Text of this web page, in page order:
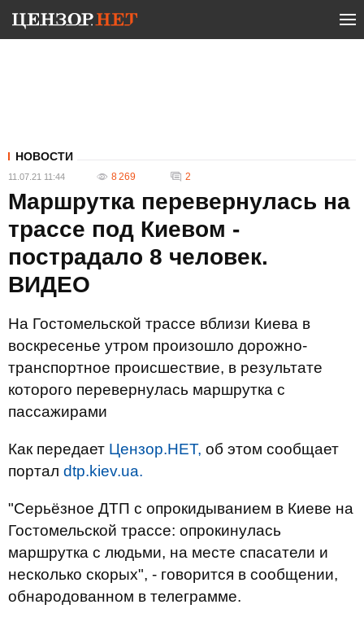
НОВОСТИ
11.07.21 11:44 8 269 2
Маршрутка перевернулась на
трассе под Киевом -
пострадало 8 человек.
ВИДЕО
На Гостомельской трассе вблизи Киева в
воскресенье утром произошло дорожно-
транспортное происшествие, в результате
которого перевернулась маршрутка с
пассажирами
Как передает Цензор.НЕТ, об этом сообщает
портал dtp.kiev.ua.
"Серьёзное ДТП с опрокидыванием в Киеве на
Гостомельской трассе: опрокинулась
маршрутка с людьми, на месте спасатели и
несколько скорых", - говорится в сообщении,
обнародованном в телеграмме.